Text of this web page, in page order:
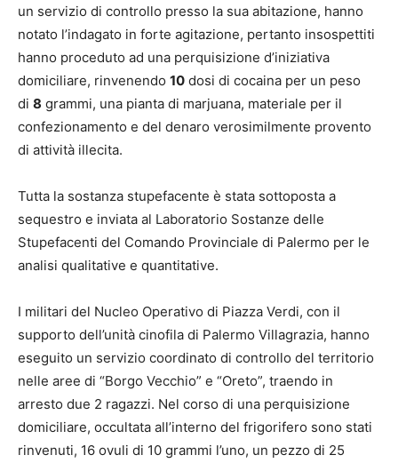
un servizio di controllo presso la sua abitazione, hanno
notato l’indagato in forte agitazione, pertanto insospettiti
hanno proceduto ad una perquisizione d’iniziativa
domiciliare, rinvenendo 10 dosi di cocaina per un peso
di 8 grammi, una pianta di marjuana, materiale per il
confezionamento e del denaro verosimilmente provento
di attività illecita.
Tutta la sostanza stupefacente è stata sottoposta a
sequestro e inviata al Laboratorio Sostanze delle
Stupefacenti del Comando Provinciale di Palermo per le
analisi qualitative e quantitative.
I militari del Nucleo Operativo di Piazza Verdi, con il
supporto dell’unità cinofila di Palermo Villagrazia, hanno
eseguito un servizio coordinato di controllo del territorio
nelle aree di “Borgo Vecchio” e “Oreto”, traendo in
arresto due 2 ragazzi. Nel corso di una perquisizione
domiciliare, occultata all’interno del frigorifero sono stati
rinvenuti, 16 ovuli di 10 grammi l’uno, un pezzo di 25